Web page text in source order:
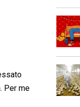
0
Per me